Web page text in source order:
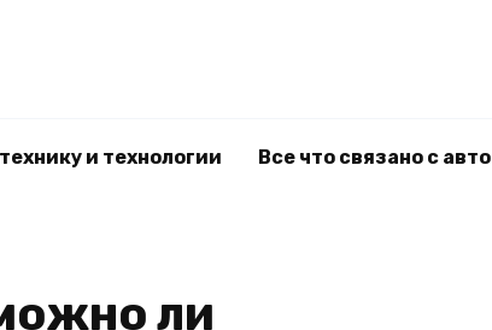
и технологии Все что связано с авто
ли